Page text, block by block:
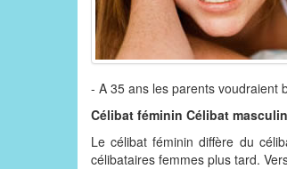
- A 35 ans les parents voudraient
Célibat féminin Célibat
Le célibat féminin diffère du
célibataires femmes plus tard.